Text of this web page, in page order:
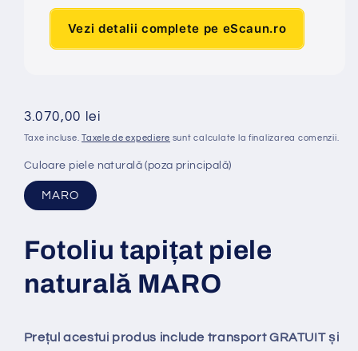
Vezi detalii complete pe eScaun.ro
Preț
obișnuit
3.070,00 lei
Taxe incluse.Taxele de expediere sunt calculate la finalizarea comenzii.
Culoare piele naturală (poza principală)
MARO
Fotoliu tapițat piele
naturală MARO
Prețul acestui produs include transport GRATUIT și